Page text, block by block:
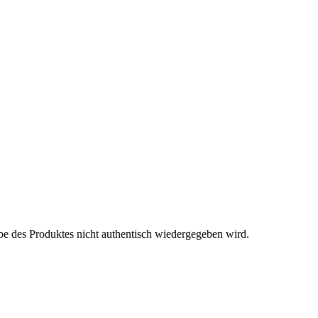
des Produktes nicht authentisch wiedergegeben wird.